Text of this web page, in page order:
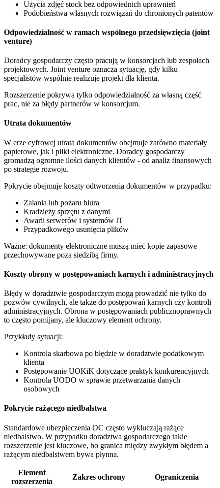
Użycia zdjęć stock bez odpowiednich uprawnień
Podobieństwa własnych rozwiązań do chronionych patentów
Odpowiedzialność w ramach wspólnego przedsięwzięcia (joint
venture)
Doradcy gospodarczy często pracują w konsorcjach lub zespołach
projektowych. Joint venture oznacza sytuację, gdy kilku
specjalistów wspólnie realizuje projekt dla klienta.
Rozszerzenie pokrywa tylko odpowiedzialność za własną część
prac, nie za błędy partnerów w konsorcjum.
Utrata dokumentów
W erze cyfrowej utrata dokumentów obejmuje zarówno materiały
papierowe, jak i pliki elektroniczne. Doradcy gospodarczy
gromadzą ogromne ilości danych klientów - od analiz finansowych
po strategie rozwoju.
Pokrycie obejmuje koszty odtworzenia dokumentów w przypadku:
Zalania lub pożaru biura
Kradzieży sprzętu z danymi
Awarii serwerów i systemów IT
Przypadkowego usunięcia plików
Ważne: dokumenty elektroniczne muszą mieć kopie zapasowe
przechowywane poza siedzibą firmy.
Koszty obrony w postępowaniach karnych i administracyjnych
Błędy w doradztwie gospodarczym mogą prowadzić nie tylko do
pozwów cywilnych, ale także do postępowań karnych czy kontroli
administracyjnych. Obrona w postępowaniach publicznoprawnych
to często pomijany, ale kluczowy element ochrony.
Przykłady sytuacji:
Kontrola skarbowa po błędzie w doradztwie podatkowym
klienta
Postępowanie UOKiK dotyczące praktyk konkurencyjnych
Kontrola UODO w sprawie przetwarzania danych
osobowych
Pokrycie rażącego niedbalstwa
Standardowe ubezpieczenia OC często wykluczają rażące
niedbalstwo. W przypadku doradztwa gospodarczego takie
rozszerzenie jest kluczowe, bo granica między zwykłym błędem a
rażącym niedbalstwem bywa płynna.
Element
rozszerzenia
Zakres ochrony
Ograniczenia